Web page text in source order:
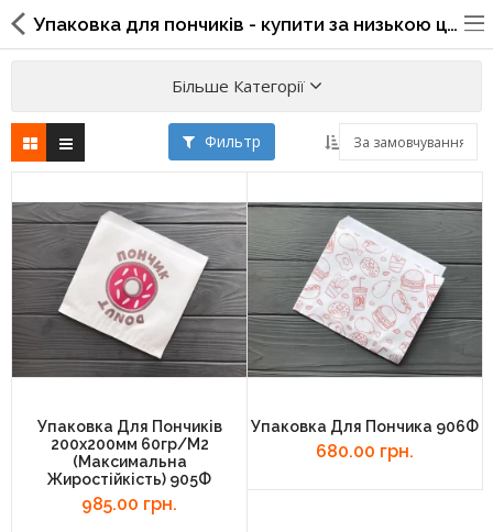
Упаковка для пончиків - купити за низькою ціною в інтернет-магазині Prodest Shop
Більше Категорії
Фильтр
Упаковка Для Пончиків
200х200мм 60гр/м2
(максимальна
Жиростійкість) 905Ф
985.00 грн.
Упаковка Для Пончика 906Ф
680.00 грн.
Склянки, кришки, тримачі,
трубочки
Упаковка для суші
Паперові пакети та куточки
Коробки для кондитерських
виробів
Пакети поліетиленові та